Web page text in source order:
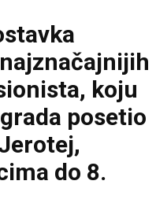
koju
posetio
do 8.